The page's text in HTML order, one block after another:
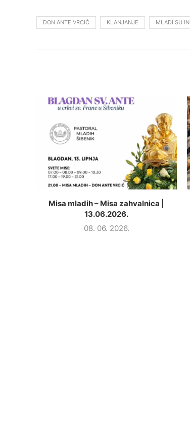
DON ANTE VRCIĆ KLANJANJE MLADI SU IN
Misa mladih – Misa zahvalnica |
13.06.2026.
08. 06. 2026.